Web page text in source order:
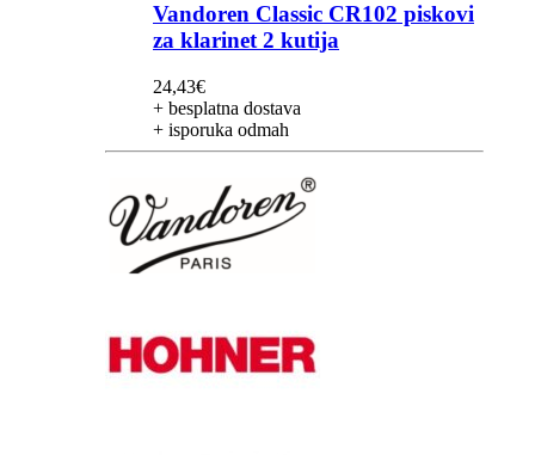
Vandoren Classic CR102 piskovi
za klarinet 2 kutija
24,43€
+ besplatna dostava
+ isporuka odmah